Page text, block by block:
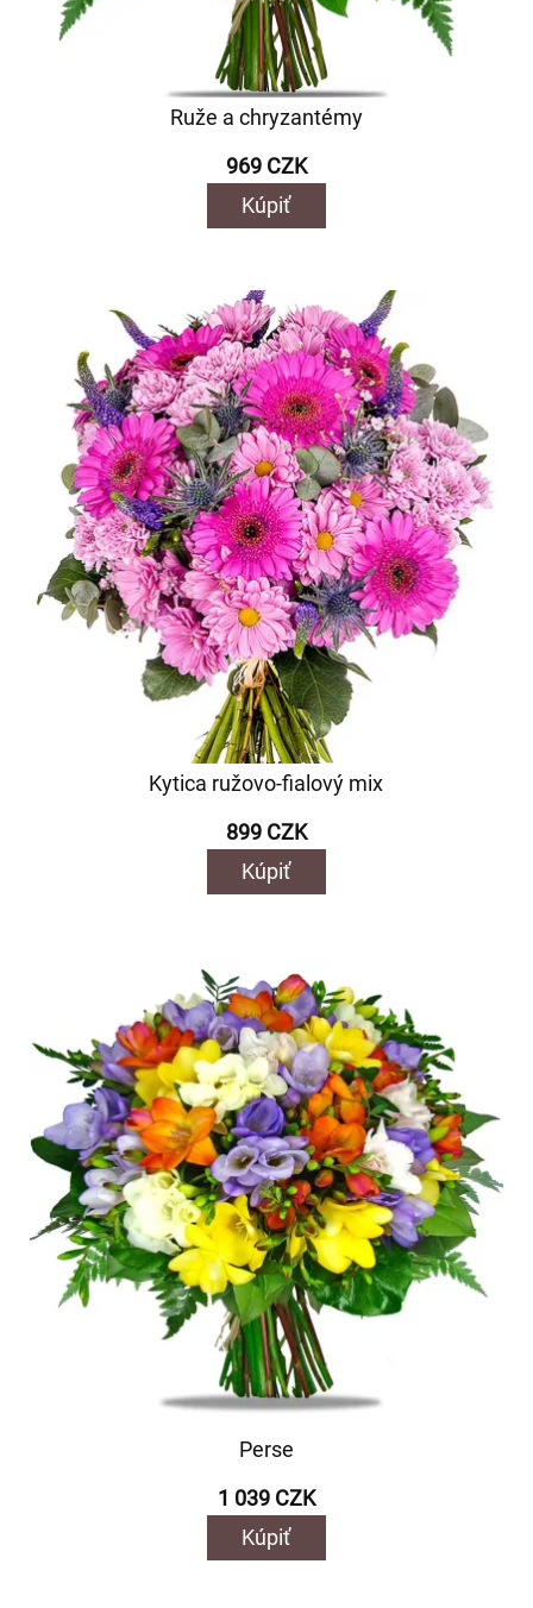
Ruže a chryzantémy
969 CZK
Kúpiť
Kytica ružovo-fialový mix
899 CZK
Kúpiť
Perse
1 039 CZK
Kúpiť